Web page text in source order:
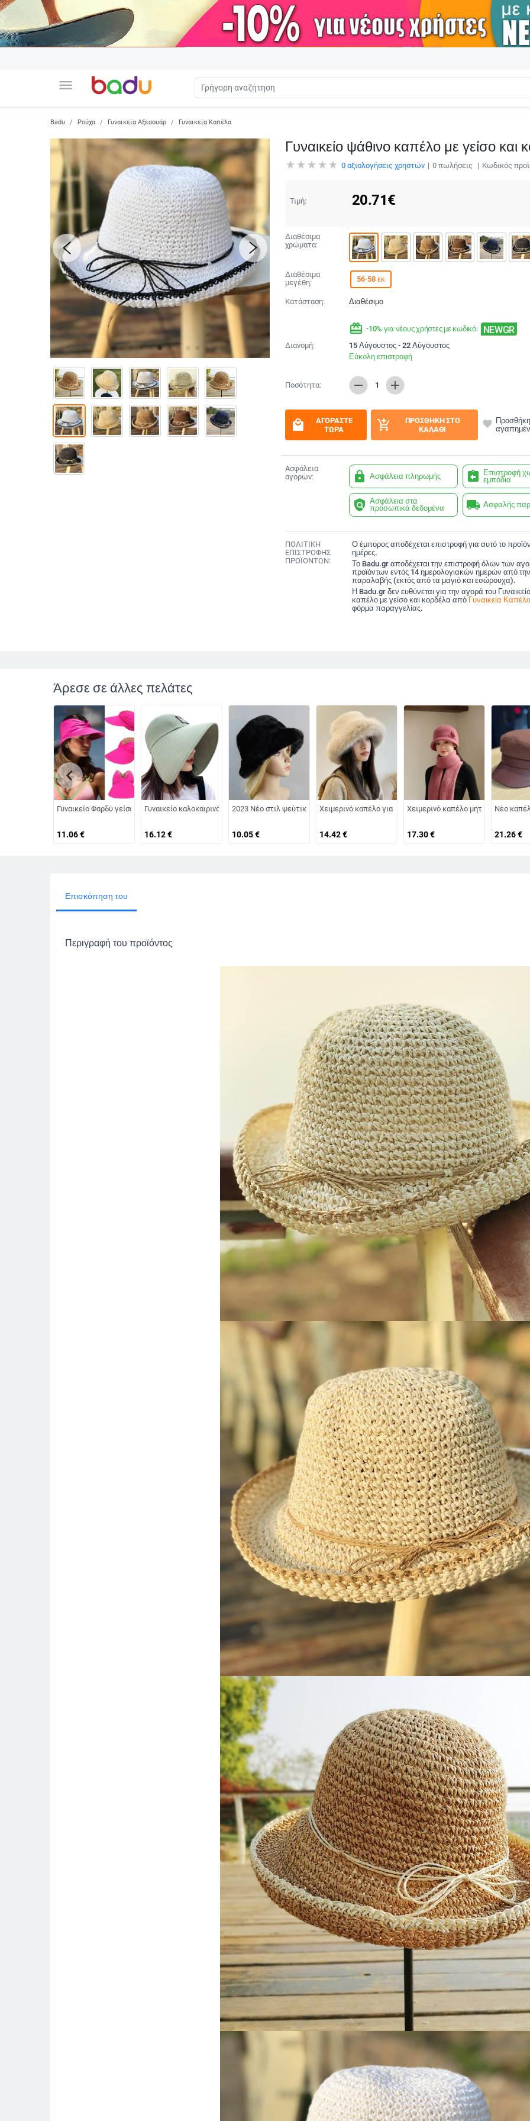
menu
Badu Ρούχα Γυναικεία Αξεσουάρ Γυναικεία Καπέλα
Γυναικείο ψάθινο καπέλο με γείσο και
0αξιολογήσεις χρηστών 0πωλήσεις Κωδικός
Τιμή: 20.71€
Διαθέσιμα
χρώματα:
Διαθέσιμα
μεγέθη:
56-58 εκ
Κατάσταση: Διαθέσιμο
redeem -10% για νέους χρήστες με κωδικό: NEWGR
Διανομή:
15 Αύγουστος - 22 Αύγουστος
Εύκολη επιστροφή
Ποσότητα: remove 1 add
local_mall
ΑΓΟΡΆΣΤΕ
ΤΏΡΑ
add_shopping_cart
ΠΡΟΣΘΉΚΗ ΣΤΟ
ΚΑΛΆΘΙ
favorite
Ασφάλεια
αγορών:
lock Ασφάλεια πληρωμής assignment_return Επιστροφή
εμπόδια
policy Ασφάλεια στα
προσωπικά δεδομένα
local_shipping Ασφαλής
ΠΟΛΙΤΙΚΗ
ΕΠΙΣΤΡΟΦΗΣ
ΠΡΟΪΟΝΤΩΝ:
Ο έμπορος αποδέχεται επιστροφή για αυτό το
ημέρες.
Το Badu.gr αποδέχεται την επιστροφή όλων των
προϊόντων εντός 14 ημερολογιακών ημερών από
παραλαβής (εκτός από τα μαγιό και εσώρουχα).
Η Badu.gr δεν ευθύνεται για την αγορά του
καπέλο με γείσο και κορδέλα από Γυναικεία Καπέλα
φόρμα παραγγελίας.
Άρεσε σε άλλες πελάτες
Γυναικείο Φαρδύ γείσο Καλοκαιρινό καπέλο ηλίου εξωτερικού χώρου Ανοιχτό καπέλο γυναικείο αντηλιακό καπέλο καπέλο παραλία
11.06€
Γυναικείο καλοκαιρινό καπέλο με μεγάλο γείσο Ρυθμιζόμενη αντι-UV προστασία Ψαράδικο καπέλο Πτυσσόμενο
16.12€
2023 Νέο στιλ ψεύτικα καπέλα από γούνα κουνελιού Super soft γυναικεία
10.05€
Χειμερινό καπέλο για Γυναικείο καπέλο από ψεύτικη
14.42€
Χειμερινό καπέλο μητέρας για
17.30€
Νέο
21.26€
chevron_left
Επισκόπηση του
Περιγραφή του προϊόντος